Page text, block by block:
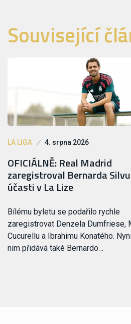
Související
LA LIGA 4. srpna 2026
OFICIÁLNĚ: Real Madrid
zaregistroval Bernarda
účasti v La Lize
Bílému byletu se podařilo rychle
zaregistrovat Denzela Dumfriese,
Cucurellu a Ibrahimu Konatého.
nim přidává také Bernardo…